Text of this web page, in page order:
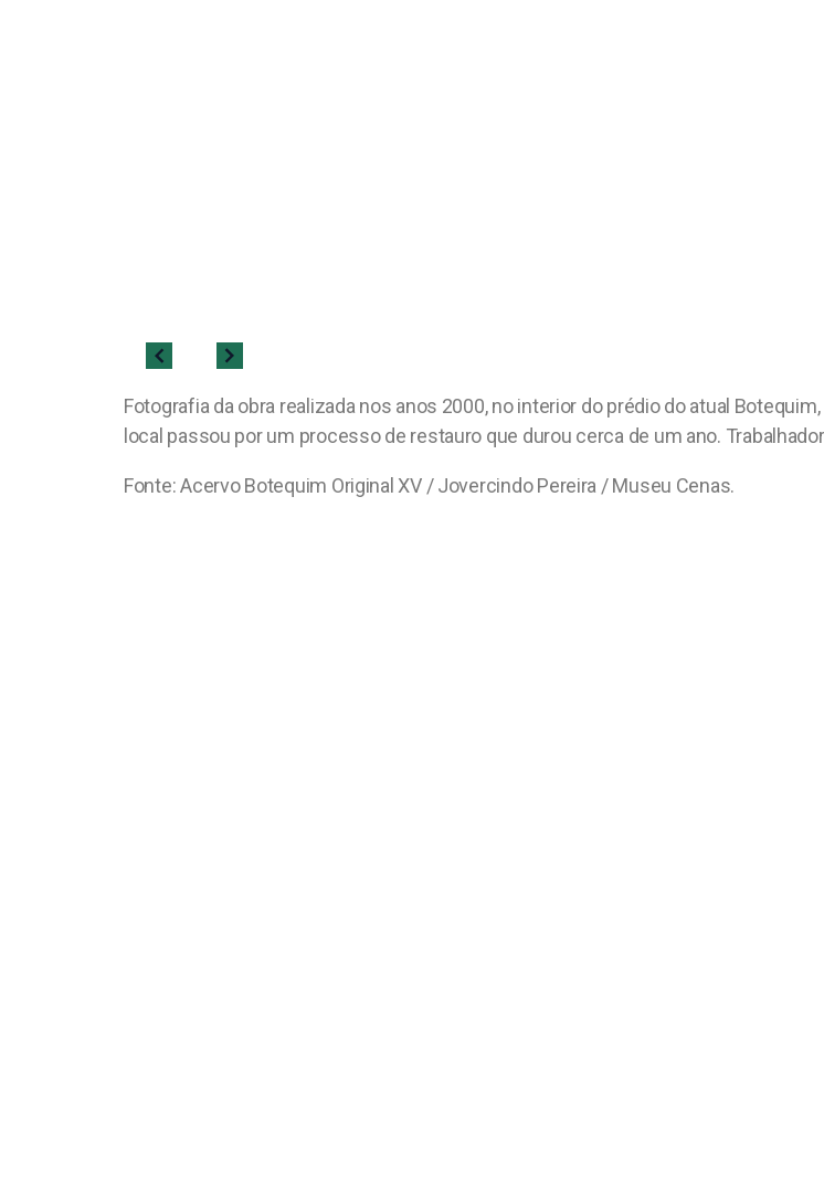
Fotografia da obra realizada nos anos 2000, no interior do prédio do atual
local passou por um processo de restauro que durou cerca de um ano.
Fonte: Acervo Botequim Original XV / Jovercindo Pereira / Museu Cenas.